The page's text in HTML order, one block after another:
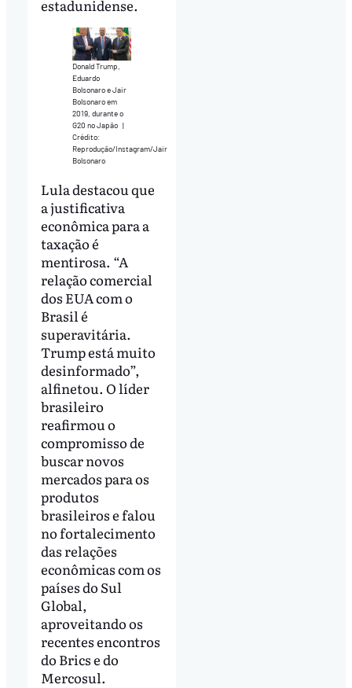
estadunidense.
Donald Trump,
Eduardo
Bolsonaro e Jair
Bolsonaro em
2019, durante o
G20 no Japão |
Crédito:
Reprodução/Instagram/Jair
Bolsonaro
Lula destacou que
a justificativa
econômica para a
taxação é
mentirosa. “A
relação comercial
dos EUA com o
Brasil é
superavitária.
Trump está muito
desinformado”,
alfinetou. O líder
brasileiro
reafirmou o
compromisso de
buscar novos
mercados para os
produtos
brasileiros e falou
no fortalecimento
das relações
econômicas com os
países do Sul
Global,
aproveitando os
recentes encontros
do Brics e do
Mercosul.